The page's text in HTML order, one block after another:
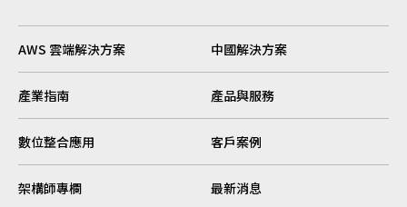
AWS 雲端解決方案 中國解決方案
產業指南 產品與服務
數位整合應用 客戶案例
架構師專欄 最新消息